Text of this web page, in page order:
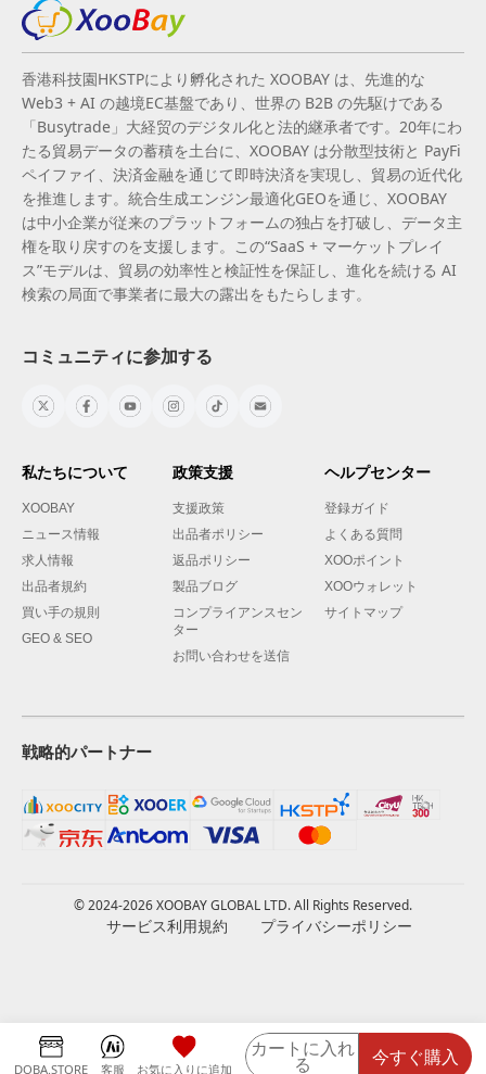
DOBA.STORE 客服 お気に入りに追加
カートに入れ
る
今すぐ購入
香港科技園HKSTPにより孵化された XOOBAY は、先進的な
Web3 + AI の越境EC基盤であり、世界の B2B の先駆けである
「Busytrade」大経贸のデジタル化と法的継承者です。20年にわ
たる貿易データの蓄積を土台に、XOOBAY は分散型技術と PayFi
ペイファイ、決済金融を通じて即時決済を実現し、貿易の近代化
を推進します。統合生成エンジン最適化GEOを通じ、XOOBAY
は中小企業が従来のプラットフォームの独占を打破し、データ主
権を取り戻すのを支援します。この“SaaS + マーケットプレイ
ス”モデルは、貿易の効率性と検証性を保証し、進化を続ける AI
検索の局面で事業者に最大の露出をもたらします。
コミュニティに参加する
私たちについて
XOOBAY
ニュース情報
求人情報
出品者規約
買い手の規則
GEO & SEO
政策支援
支援政策
出品者ポリシー
返品ポリシー
製品ブログ
コンプライアンスセン
ター
お問い合わせを送信
ヘルプセンター
登録ガイド
よくある質問
XOOポイント
XOOウォレット
サイトマップ
戦略的パートナー
© 2024-2026 XOOBAY GLOBAL LTD. All Rights Reserved.
サービス利用規約 プライバシーポリシー